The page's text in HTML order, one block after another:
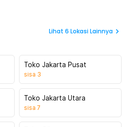
Lihat 6 Lokasi Lainnya
Toko Jakarta Pusat
sisa 3
Toko Jakarta Utara
sisa 7